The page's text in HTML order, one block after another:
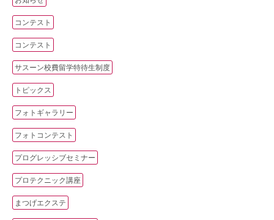
コンテスト
コンテスト
サスーン校費留学特待生制度
トピックス
フォトギャラリー
フォトコンテスト
プログレッシブセミナー
プロテクニック講座
まつげエクステ